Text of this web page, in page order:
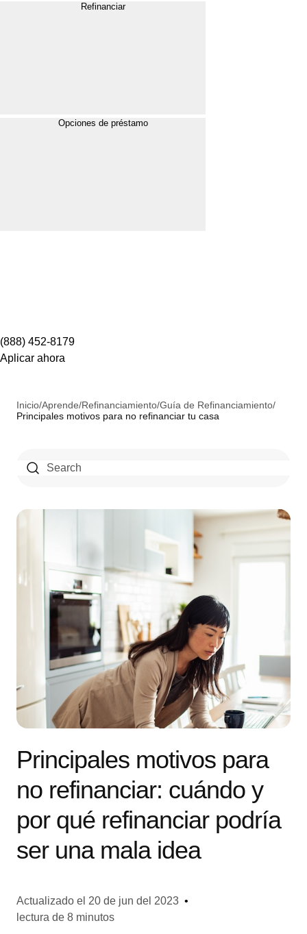
Refinanciar
Opciones de préstamo
(888) 452-8179
Aplicar ahora
Inicio/Aprende/Refinanciamiento/Guía de Refinanciamiento/
Principales motivos para no refinanciar tu casa
Principales motivos para
no refinanciar: cuándo y
por qué refinanciar podría
ser una mala idea
Actualizado el 20 de jun del 2023 •
lectura de 8 minutos